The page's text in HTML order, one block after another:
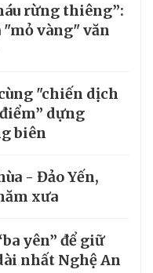
rừng thiêng”:
vàng" văn
"chiến dịch
dựng
biên
- Đảo Yến,
xưa
yên” để giữ
nhất Nghệ An